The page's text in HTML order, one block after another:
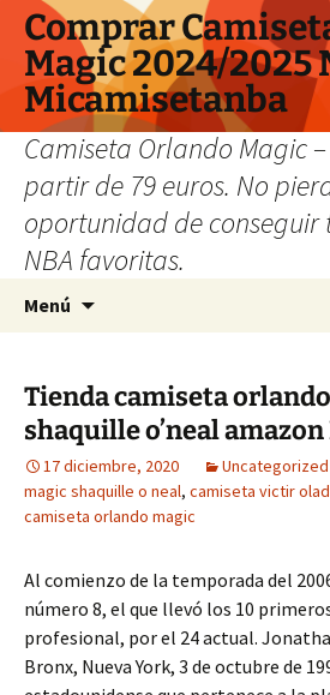
Comprar
Magic 2024/2025
Micamisetanba
Camiseta Orlando Magic
partir de 79 euros. No
oportunidad de conseguir
NBA favoritas.
Menú
Tienda camiseta
shaquille o’neal amazon
17 diciembre, 2020 Uncategorized
magic shaquille o neal, camiseta victir
camiseta orlando magic
Al comienzo de la temporada del
número 8, el que llevó los 10
profesional, por el 24 actual.
Bronx, Nueva York, 3 de octubre de